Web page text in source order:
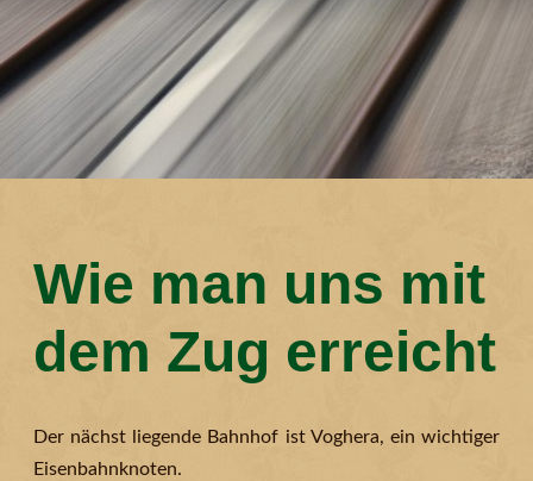
Wie man uns mit
dem Zug erreicht
Der nächst liegende Bahnhof ist Voghera, ein wichtiger
Eisenbahnknoten.